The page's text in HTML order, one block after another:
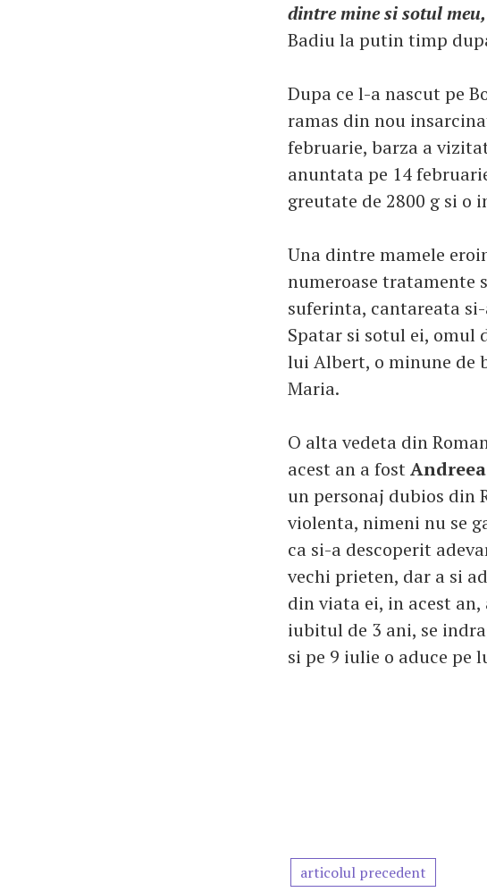
dintre mine si sotul
Badiu la putin timp
Dupa ce l-a nascut pe
ramas din nou
februarie, barza a
anuntata pe 14
greutate de 2800 g si o
Una dintre mamele
numeroase tratamente
suferinta, cantareata
Spatar si sotul ei,
lui Albert, o minune de
Maria.
O alta vedeta din
acest an a fost
un personaj dubios din
violenta, nimeni nu se
ca si-a descoperit
vechi prieten, dar a si
din viata ei, in acest
iubitul de 3 ani, se
si pe 9 iulie o aduce pe
articolul precedent